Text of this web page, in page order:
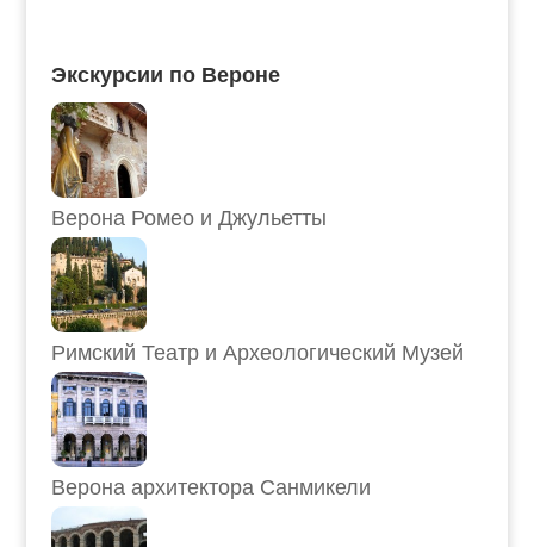
Экскурсии по Вероне
Верона Ромео и Джульетты
Римский Театр и Археологический Музей
Верона архитектора Санмикели